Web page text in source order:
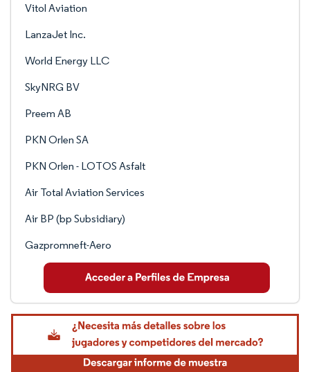
Vitol Aviation
LanzaJet Inc.
World Energy LLC
SkyNRG BV
Preem AB
PKN Orlen SA
PKN Orlen - LOTOS Asfalt
Air Total Aviation Services
Air BP (bp Subsidiary)
Gazpromneft-Aero